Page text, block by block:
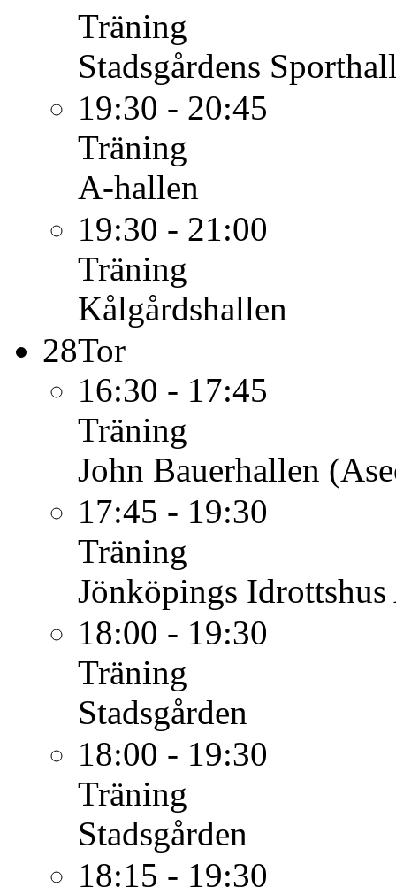
Träning
Stadsgårdens
19:30 - 20:45
Träning
A-hallen
19:30 - 21:00
Träning
Kålgårdshallen
28Tor
16:30 - 17:45
Träning
John Bauerhallen
17:45 - 19:30
Träning
Jönköpings Idrottshus
18:00 - 19:30
Träning
Stadsgården
18:00 - 19:30
Träning
Stadsgården
18:15 - 19:30